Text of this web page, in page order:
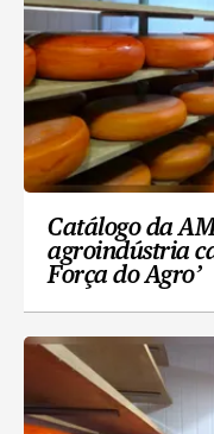
Catálogo da
agroindústria
Força do Agro’